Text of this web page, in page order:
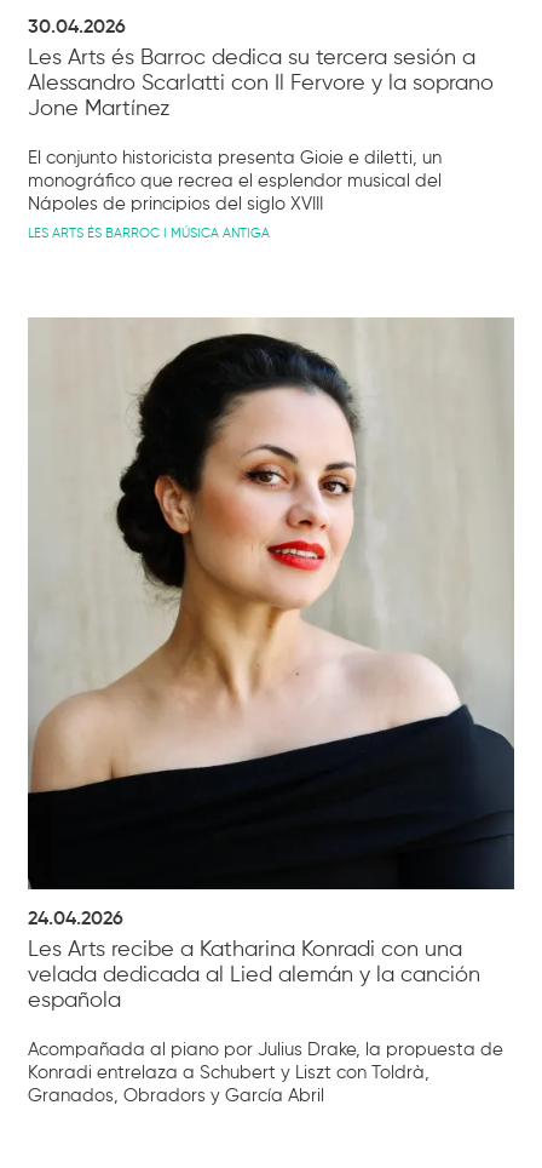
30.04.2026
Les Arts és Barroc dedica su tercera sesión a
Alessandro Scarlatti con Il Fervore y la soprano
Jone Martínez
El conjunto historicista presenta Gioie e diletti, un
monográfico que recrea el esplendor musical del
Nápoles de principios del siglo XVIII
LES ARTS ÉS BARROC I MÚSICA ANTIGA
24.04.2026
Les Arts recibe a Katharina Konradi con una
velada dedicada al Lied alemán y la canción
española
Acompañada al piano por Julius Drake, la propuesta de
Konradi entrelaza a Schubert y Liszt con Toldrà,
Granados, Obradors y García Abril